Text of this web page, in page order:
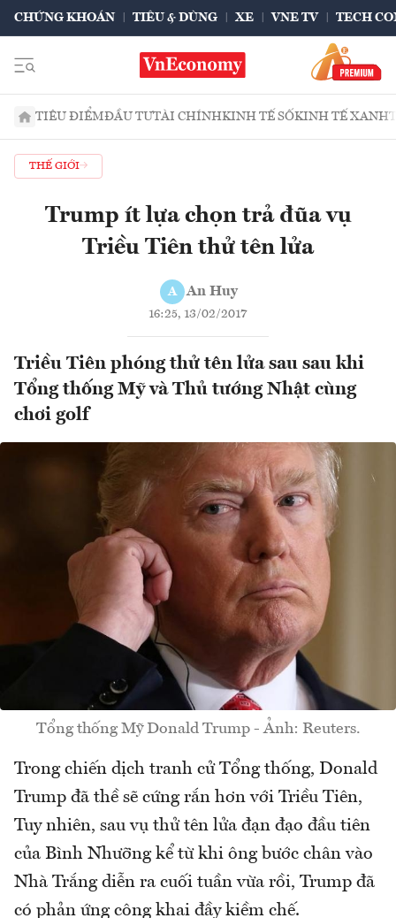
CHỨNG KHOÁN TIÊU & DÙNG XE VNE TV TECH
TIÊU ĐIỂMĐẦU TƯTÀI CHÍNHKINH TẾ SỐKINH TẾ XANH
THẾ GIỚI
Trump ít lựa chọn trả đũa vụ
Triều Tiên thử tên lửa
A An Huy
16:25, 13/02/2017
Triều Tiên phóng thử tên lửa sau sau khi
Tổng thống Mỹ và Thủ tướng Nhật cùng
chơi golf
Tổng thống Mỹ Donald Trump - Ảnh: Reuters.
Trong chiến dịch tranh cử Tổng thống, Donald
Trump đã thề sẽ cứng rắn hơn với Triều Tiên,
Tuy nhiên, sau vụ thử tên lửa đạn đạo đầu tiên
của Bình Nhưỡng kể từ khi ông bước chân vào
Nhà Trắng diễn ra cuối tuần vừa rồi, Trump đã
có phản ứng công khai đầy kiềm chế.